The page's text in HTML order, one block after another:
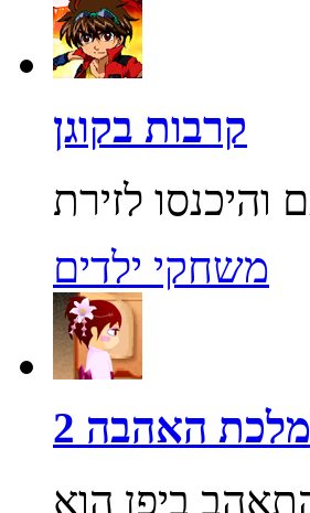
קרבות בקוגן
משחקי ילדים
מלכת האהבה 2